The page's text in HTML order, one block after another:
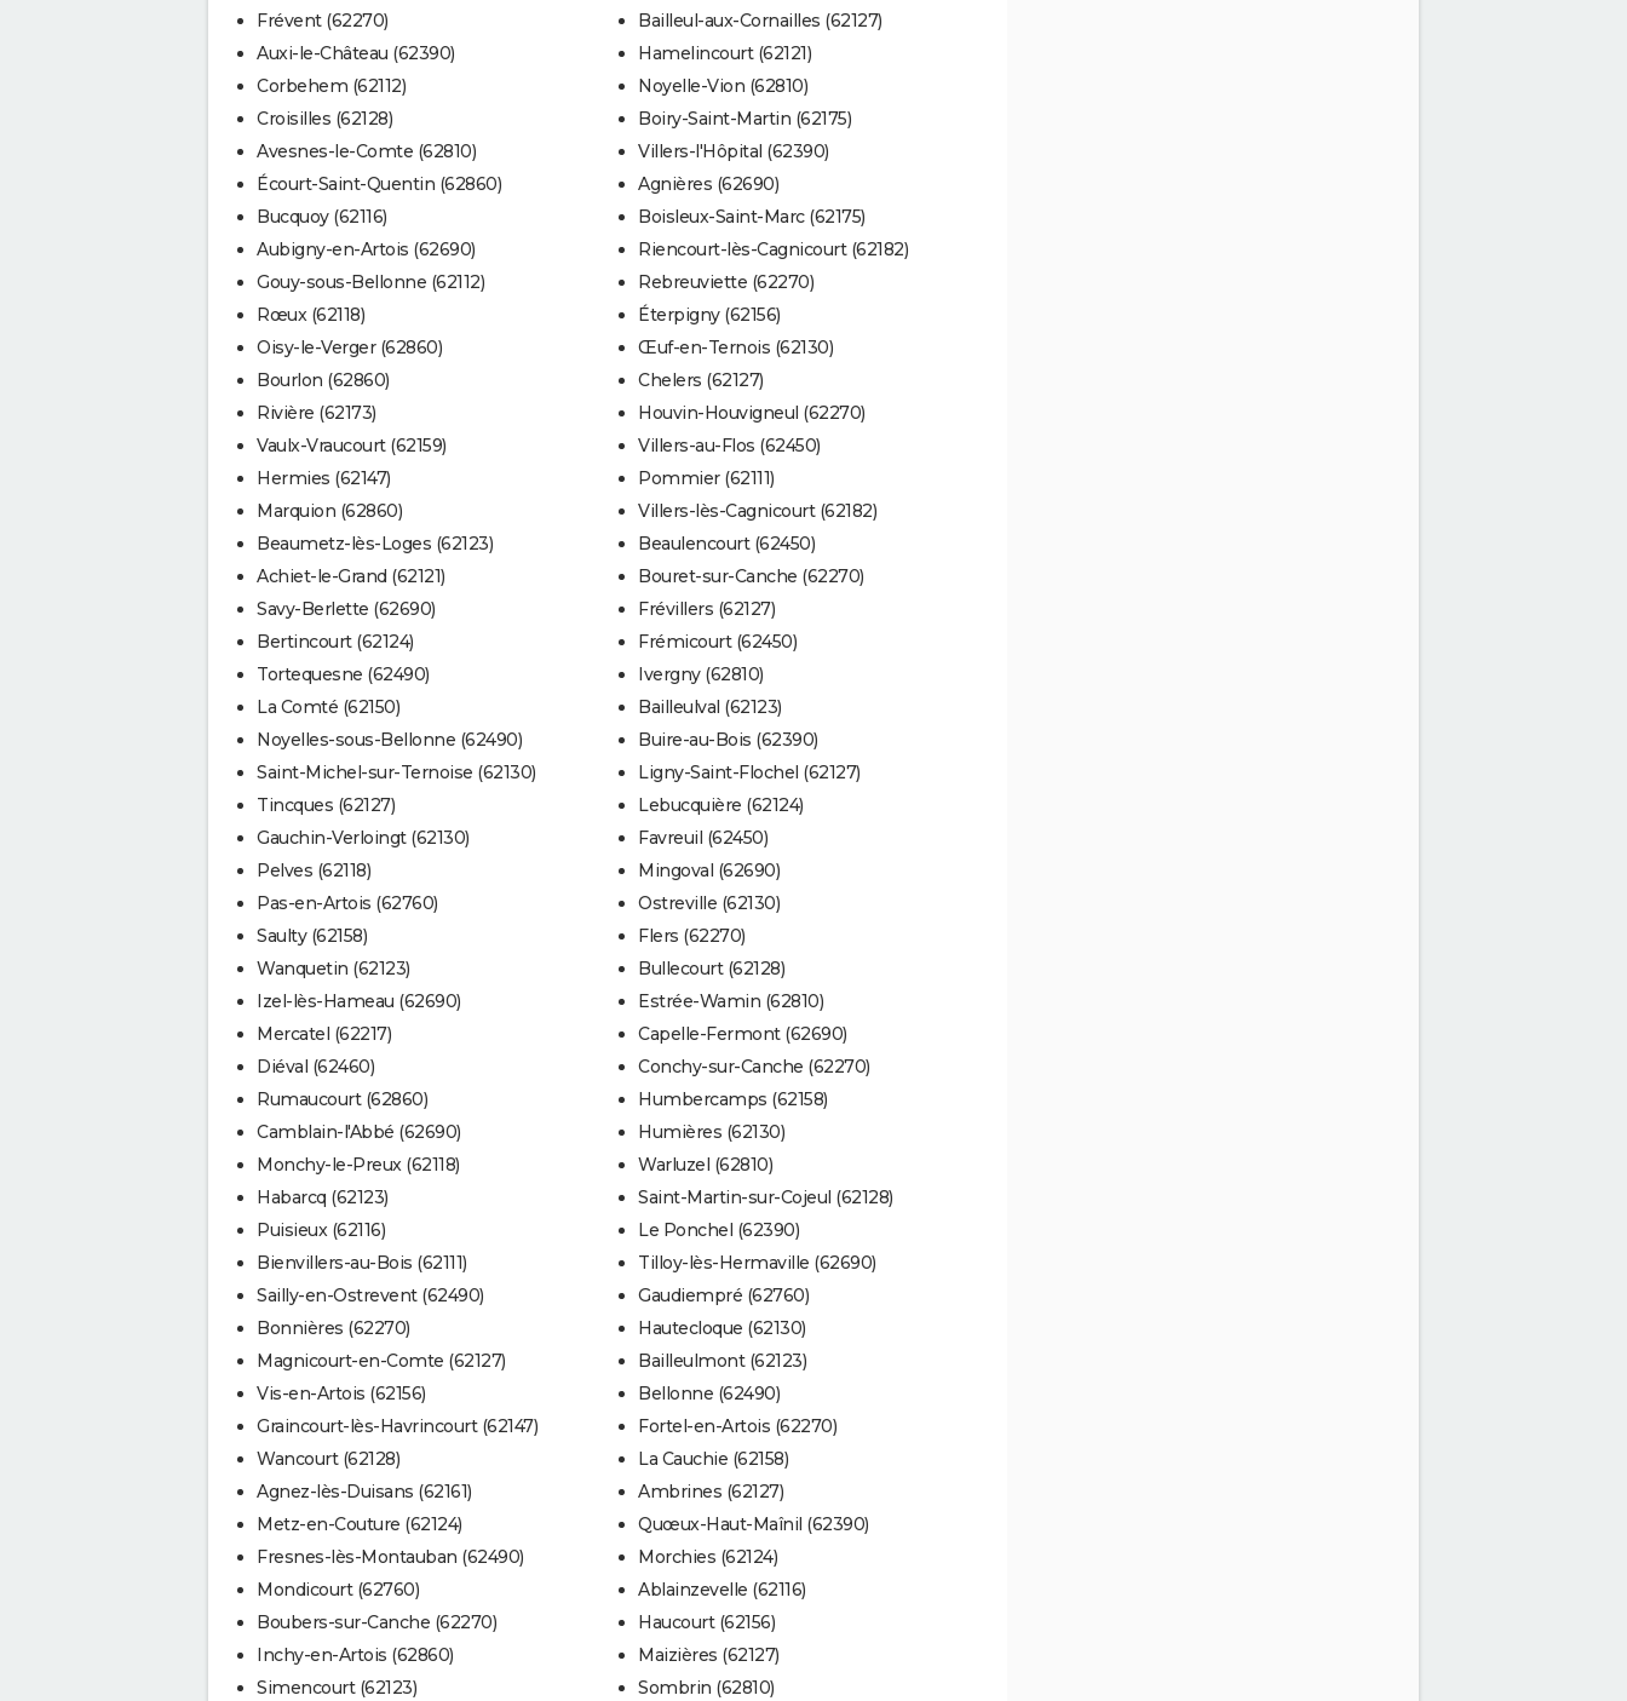
Frévent (62270)
Auxi-le-Château (62390)
Corbehem (62112)
Croisilles (62128)
Avesnes-le-Comte (62810)
Écourt-Saint-Quentin (62860)
Bucquoy (62116)
Aubigny-en-Artois (62690)
Gouy-sous-Bellonne (62112)
Rœux (62118)
Oisy-le-Verger (62860)
Bourlon (62860)
Rivière (62173)
Vaulx-Vraucourt (62159)
Hermies (62147)
Marquion (62860)
Beaumetz-lès-Loges (62123)
Achiet-le-Grand (62121)
Savy-Berlette (62690)
Bertincourt (62124)
Tortequesne (62490)
La Comté (62150)
Noyelles-sous-Bellonne (62490)
Saint-Michel-sur-Ternoise (62130)
Tincques (62127)
Gauchin-Verloingt (62130)
Pelves (62118)
Pas-en-Artois (62760)
Saulty (62158)
Wanquetin (62123)
Izel-lès-Hameau (62690)
Mercatel (62217)
Diéval (62460)
Rumaucourt (62860)
Camblain-l'Abbé (62690)
Monchy-le-Preux (62118)
Habarcq (62123)
Puisieux (62116)
Bienvillers-au-Bois (62111)
Sailly-en-Ostrevent (62490)
Bonnières (62270)
Magnicourt-en-Comte (62127)
Vis-en-Artois (62156)
Graincourt-lès-Havrincourt (62147)
Wancourt (62128)
Agnez-lès-Duisans (62161)
Metz-en-Couture (62124)
Fresnes-lès-Montauban (62490)
Mondicourt (62760)
Boubers-sur-Canche (62270)
Inchy-en-Artois (62860)
Simencourt (62123)
Bailleul-aux-Cornailles (62127)
Hamelincourt (62121)
Noyelle-Vion (62810)
Boiry-Saint-Martin (62175)
Villers-l'Hôpital (62390)
Agnières (62690)
Boisleux-Saint-Marc (62175)
Riencourt-lès-Cagnicourt (62182)
Rebreuviette (62270)
Éterpigny (62156)
Œuf-en-Ternois (62130)
Chelers (62127)
Houvin-Houvigneul (62270)
Villers-au-Flos (62450)
Pommier (62111)
Villers-lès-Cagnicourt (62182)
Beaulencourt (62450)
Bouret-sur-Canche (62270)
Frévillers (62127)
Frémicourt (62450)
Ivergny (62810)
Bailleulval (62123)
Buire-au-Bois (62390)
Ligny-Saint-Flochel (62127)
Lebucquière (62124)
Favreuil (62450)
Mingoval (62690)
Ostreville (62130)
Flers (62270)
Bullecourt (62128)
Estrée-Wamin (62810)
Capelle-Fermont (62690)
Conchy-sur-Canche (62270)
Humbercamps (62158)
Humières (62130)
Warluzel (62810)
Saint-Martin-sur-Cojeul (62128)
Le Ponchel (62390)
Tilloy-lès-Hermaville (62690)
Gaudiempré (62760)
Hautecloque (62130)
Bailleulmont (62123)
Bellonne (62490)
Fortel-en-Artois (62270)
La Cauchie (62158)
Ambrines (62127)
Quœux-Haut-Maînil (62390)
Morchies (62124)
Ablainzevelle (62116)
Haucourt (62156)
Maizières (62127)
Sombrin (62810)